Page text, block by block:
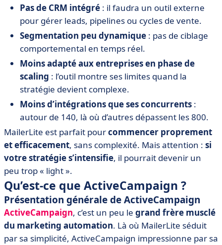
Pas de CRM intégré : il faudra un outil externe
pour gérer leads, pipelines ou cycles de vente.
Segmentation peu dynamique : pas de ciblage
comportemental en temps réel.
Moins adapté aux entreprises en phase de
scaling : l’outil montre ses limites quand la
stratégie devient complexe.
Moins d’intégrations que ses concurrents :
autour de 140, là où d’autres dépassent les 800.
MailerLite est parfait pourcommencer proprement
et efficacement, sans complexité. Mais attention : si
votre stratégie s’intensifie, il pourrait devenir un
peu trop « light ».
Qu’est-ce que ActiveCampaign ?
Présentation générale de ActiveCampaign
ActiveCampaign, c’est un peu le grand frère musclé
du marketing automation. Là où MailerLite séduit
par sa simplicité, ActiveCampaign impressionne par sa